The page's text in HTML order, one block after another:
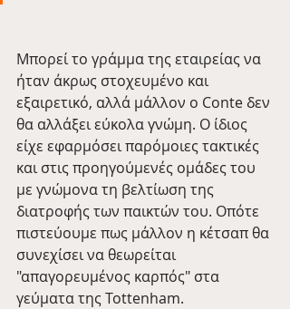
Μπορεί το γράμμα της εταιρείας να
ήταν άκρως στοχευμένο και
εξαιρετικό, αλλά μάλλον ο Conte δεν
θα αλλάξει εύκολα γνώμη. Ο ίδιος
είχε εφαρμόσει παρόμοιες τακτικές
και στις προηγούμενές ομάδες του
με γνώμονα τη βελτίωση της
διατροφής των παικτών του. Οπότε
πιστεύουμε πως μάλλον η κέτσαπ θα
συνεχίσει να θεωρείται
"απαγορευμένος καρπός" στα
γεύματα της Tottenham.